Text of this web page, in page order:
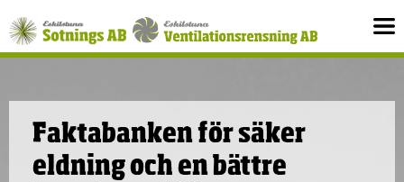
Vill du få våra aviseringar via Kivra? Fyll i formuläret
på kontaktsidan!
Faktabanken för säker
eldning och en bättre